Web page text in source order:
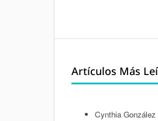
Artículos Más
Cynthia